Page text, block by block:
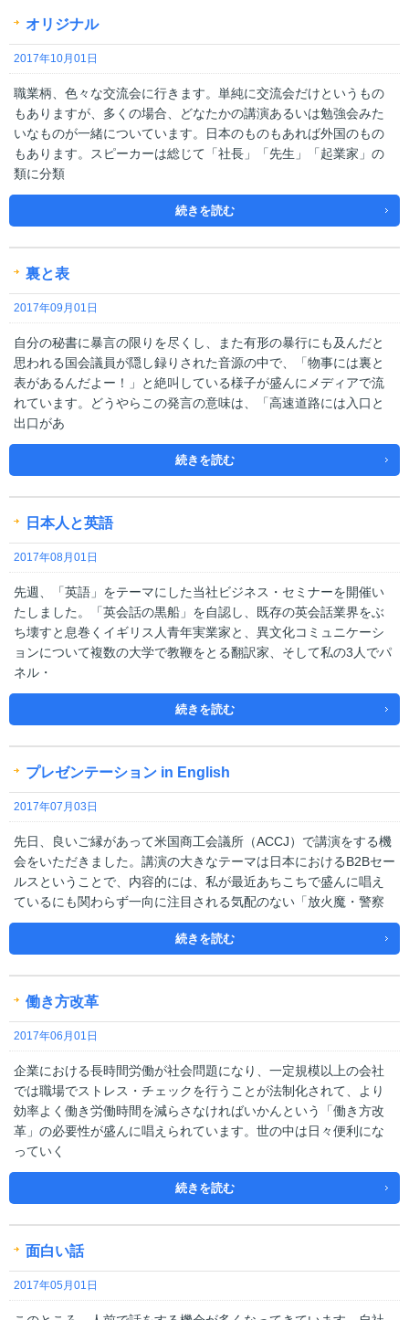
オリジナル
2017年10月01日
職業柄、色々な交流会に行きます。単純に交流会だけというもの
もありますが、多くの場合、どなたかの講演あるいは勉強会みた
いなものが一緒についています。日本のものもあれば外国のもの
もあります。スピーカーは総じて「社長」「先生」「起業家」の
類に分類
続きを読む
裏と表
2017年09月01日
自分の秘書に暴言の限りを尽くし、また有形の暴行にも及んだと
思われる国会議員が隠し録りされた音源の中で、「物事には裏と
表があるんだよー！」と絶叫している様子が盛んにメディアで流
れています。どうやらこの発言の意味は、「高速道路には入口と
出口があ
続きを読む
日本人と英語
2017年08月01日
先週、「英語」をテーマにした当社ビジネス・セミナーを開催い
たしました。「英会話の黒船」を自認し、既存の英会話業界をぶ
ち壊すと息巻くイギリス人青年実業家と、異文化コミュニケーシ
ョンについて複数の大学で教鞭をとる翻訳家、そして私の3人でパ
ネル・
続きを読む
プレゼンテーション in English
2017年07月03日
先日、良いご縁があって米国商工会議所（ACCJ）で講演をする機
会をいただきました。講演の大きなテーマは日本におけるB2Bセー
ルスということで、内容的には、私が最近あちこちで盛んに唱え
ているにも関わらず一向に注目される気配のない「放火魔・警察
続きを読む
働き方改革
2017年06月01日
企業における長時間労働が社会問題になり、一定規模以上の会社
では職場でストレス・チェックを行うことが法制化されて、より
効率よく働き労働時間を減らさなければいかんという「働き方改
革」の必要性が盛んに唱えられています。世の中は日々便利にな
っていく
続きを読む
面白い話
2017年05月01日